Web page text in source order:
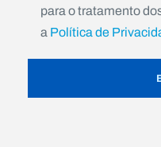
para o tratamento
aPolítica de